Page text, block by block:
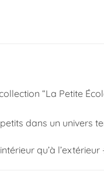
“La Petite
dans un univers
qu’à